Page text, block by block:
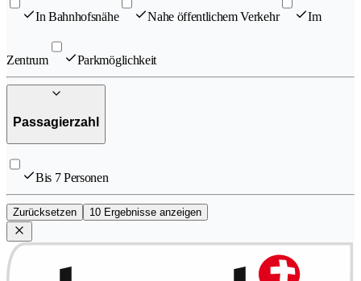
In Bahnhofsnähe Nahe öffentlichem Verkehr Im
Zentrum Parkmöglichkeit
Passagierzahl
Bis 7 Personen
Zurücksetzen 10 Ergebnisse anzeigen